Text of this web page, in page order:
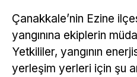
Çanakkale’nin Ezine
yangınına ekiplerin
Yetkililer, yangının
yerleşim yerleri için şu